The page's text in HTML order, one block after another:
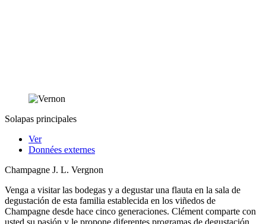
Solapas principales
Ver
Données externes
Champagne J. L. Vergnon
Venga a visitar las bodegas y a degustar una flauta en la sala de
degustación de esta familia establecida en los viñedos de
Champagne desde hace cinco generaciones. Clément comparte con
usted su pasión y le propone diferentes programas de degustación